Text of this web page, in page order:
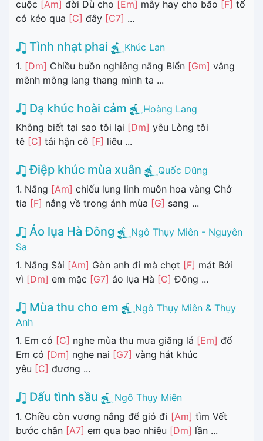
cuộc [Am] đời Dù cho [Em] mây hay cho bão [F] tố
có kéo qua [C] đây [C7] ...
Tình nhạt phai
Khúc Lan
1. [Dm] Chiều buồn nghiêng nắng Biển [Gm] vắng
mênh mông lang thang mình ta ...
Dạ khúc hoài cảm
Hoàng Lang
Không biết tại sao tôi lại [Dm] yêu Lòng tôi
tê [C] tái hận cô [F] liêu ...
Điệp khúc mùa xuân
Quốc Dũng
1. Nắng [Am] chiếu lung linh muôn hoa vàng Chở
tia [F] nắng về trong ánh mùa [G] sang ...
Áo lụa Hà Đông
Ngô Thụy Miên - Nguyên
Sa
1. Nắng Sài [Am] Gòn anh đi mà chợt [F] mát Bởi
vì [Dm] em mặc [G7] áo lụa Hà [C] Đông ...
Mùa thu cho em
Ngô Thụy Miên & Thụy
Anh
1. Em có [C] nghe mùa thu mưa giăng lá [Em] đổ
Em có [Dm] nghe nai [G7] vàng hát khúc
yêu [C] đương ...
Dấu tình sầu
Ngô Thụy Miên
1. Chiều còn vương nắng để gió đi [Am] tìm Vết
bước chân [A7] em qua bao nhiêu [Dm] lần ...